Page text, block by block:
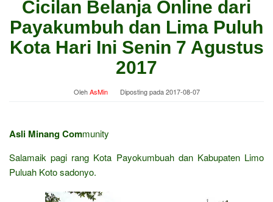
Cicilan Belanja Online dari
Payakumbuh dan Lima Puluh
Kota Hari Ini Senin 7 Agustus
2017
OlehAsMin Diposting pada2017-08-07
Asli Minang Community
Salamaik pagi rang Kota Payokumbuah dan Kabupaten Limo
Puluah Koto sadonyo.